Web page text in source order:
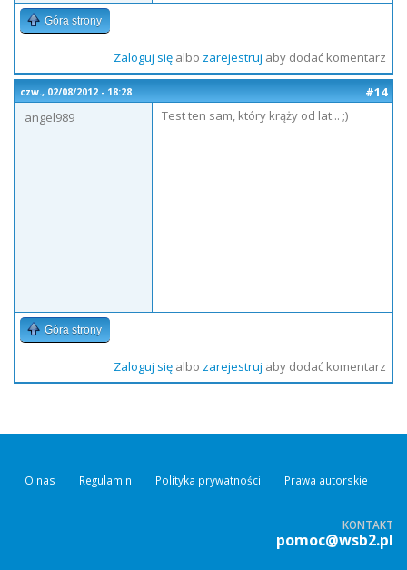
Góra strony
Zaloguj sięalbo zarejestruj aby dodać komentarz
czw., 02/08/2012 - 18:28
#14
angel989
Test ten sam, który krąży od lat... ;)
Góra strony
Zaloguj sięalbo zarejestruj aby dodać komentarz
O nas Regulamin Polityka prywatności Prawa autorskie
KONTAKT
pomoc@wsb2.pl